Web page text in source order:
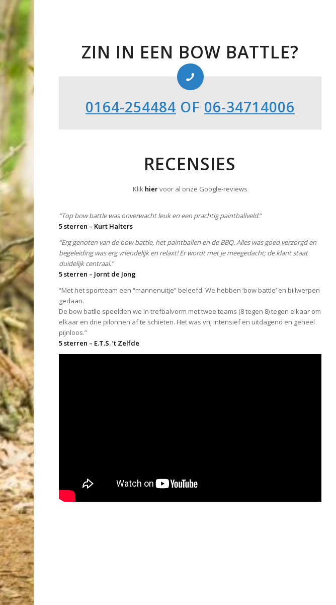
ZIN IN EEN BOW BATTLE?
0164-254484 OF 06-34714006
RECENSIES
Klik hiervoor al onze Google-reviews
“Top bow battle was onverwacht leuk en een prachtig paintballveld.”
5 sterren – Kurt Halters
“Erg genoten van de bow battle, het paintballen en de BBQ. Alles was goed verzorgd en
begeleiding was erg vriendelijk en relaxt! Er wordt met je meegedacht; de klant staat
duidelijk centraal.”
5 sterren – Jornt de Jong
“Met het sportteam een “mannenuitje” beleefd. We hebben ‘bow battle’ en bijlwerpen
gedaan.
De bow batlle speelden we in trefbalvorm met twee teams (8 tegen 8) tegen elkaar om
elkaar en drie pilonnen af te schieten. Het was vrij intensief en uitdagend en geheel
pijnloos.”
5 sterren – E.T.S. ’t Zelfde